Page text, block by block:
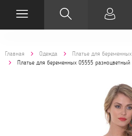
Главная Одежда
Платье для беременных
Платье для беременных 05555 разноцветный